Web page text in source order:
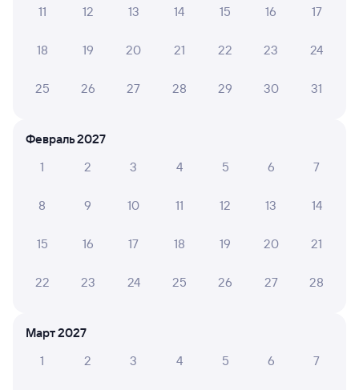
А ещё здесь можно найти
Обратные билеты из Нестерова в Аксаково
Отели
11 12 13 14 15 16 17
18 19 20 21 22 23 24
25 26 27 28 29 30 31
Февраль 2027
1
2 3 4 5 6 7
8 9 10 11 12 13 14
15 16 17 18 19 20 21
22 23 24 25 26 27 28
Март 2027
1
2 3 4 5 6 7